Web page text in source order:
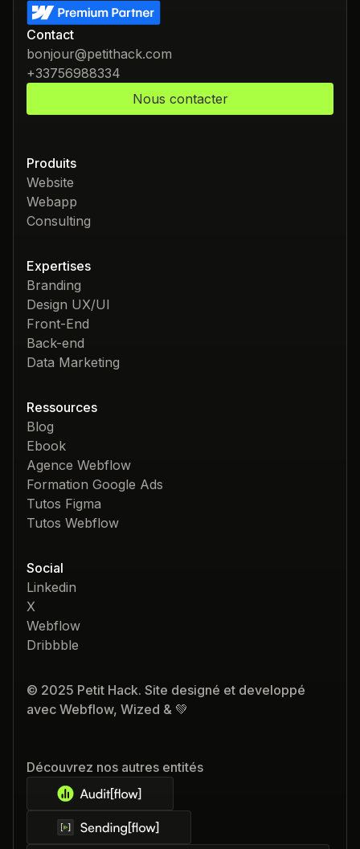
Contact
bonjour@petithack.com
+33756988334
Nous contacter
Produits
Website
Webapp
Consulting
Expertises
Branding
Design UX/UI
Front-End
Back-end
Data Marketing
Ressources
Blog
Ebook
Agence Webflow
Formation Google Ads
Tutos Figma
Tutos Webflow
Social
Linkedin
X
Webflow
Dribbble
Découvrez nos autres entités
© 2025 Petit Hack. Site designé et developpé
avec Webflow, Wized & 💚